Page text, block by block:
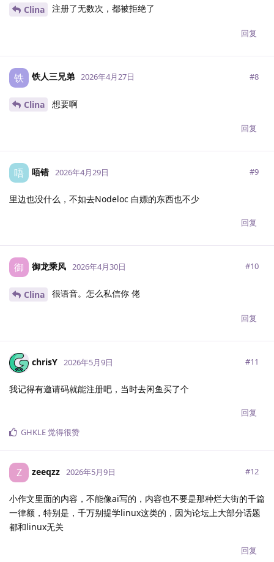
Clina 注册了无数次，都被拒绝了
回复
铁 铁人三兄弟 2026年4月27日 #8
Clina 想要啊
回复
唔 唔错 2026年4月29日 #9
里边也没什么，不如去Nodeloc 白嫖的东西也不少
回复
御 御龙乘风 2026年4月30日 #10
Clina 很语音。怎么私信你 佬
回复
chrisY 2026年5月9日 #11
我记得有邀请码就能注册吧，当时去闲鱼买了个
回复
GHKLE觉得很赞
Z zeeqzz 2026年5月9日 #12
小作文里面的内容，不能像ai写的，内容也不要是那种烂大街的千篇
一律额，特别是，千万别提学linux这类的，因为论坛上大部分话题
都和linux无关
回复